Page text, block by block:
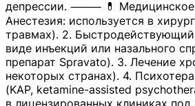
депрессии. ⸻ 💊 Медицинское
Анестезия: используется в
травмах). 2. Быстродействующий
виде инъекций или назального
препарат Spravato). 3. Лечение
некоторых странах). 4.
(KAP, ketamine-assisted
в лицензированных клиниках